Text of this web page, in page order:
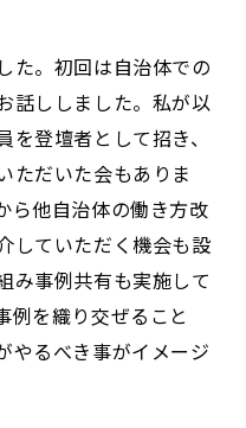
た。初回は自治体での
話ししました。私が以
登壇者として招き、
ただいた会もありま
ら他自治体の働き方改
していただく機会も設
み事例共有も実施して
例を織り交ぜること
やるべき事がイメージ